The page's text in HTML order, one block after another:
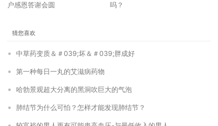
户感恩答谢会圆
吗？
猜您喜欢
中草药变质＆＃039;坏＆＃039;胖成好
第一种每日一丸的艾滋病药物
哈勃景观超大分离的黑洞吹巨大的气泡
肺结节为什么可怕？怎样才能发现肺结节？